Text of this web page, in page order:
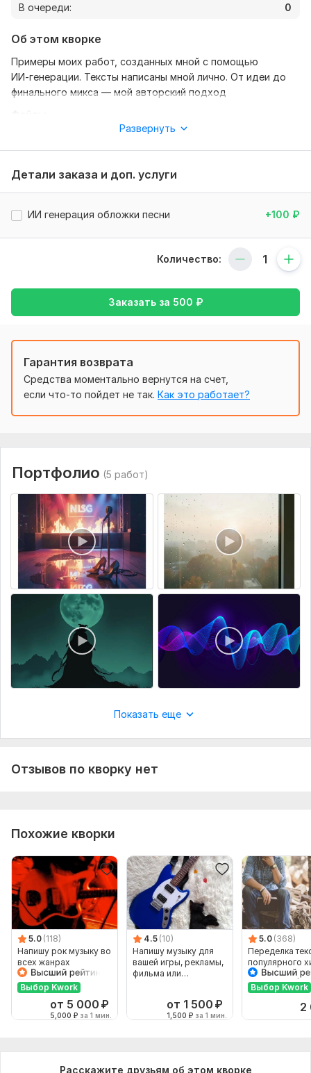
В очереди:
0
Об этом кворке
Примеры моих работ, созданных мной с помощью
ИИ‑генерации. Тексты написаны мной лично. От идеи до
финального микса — мой авторский подход
Тишина Её Дом.wav
Нужно для заказа:
мужской, либо женский. Настроение песни- энергичное.
Объем услуги в кворке: 1 песня
Развернуть
Детали заказа и доп. услуги
ИИ генерация обложки песни +100 ₽
Количество:
Заказать за 500 ₽
Гарантия возврата
Средства моментально вернутся на счет,
если что-то пойдет не так. Как это работает?
Портфолио (5 работ)
Показать еще
Отзывов по кворку нет
Похожие кворки
5.0 (118)
Напишу рок музыку во
всех жанрах
Выбор Kwork
от 5 000 ₽
5,000 ₽ за 1 мин.
4.5 (10)
Напишу музыку для
вашей игры, рекламы,
фильма или
от 1 500 ₽
1,500 ₽ за 1 мин.
5.0 (368)
Переделка
популярного
новый манер
Выбор Kwork
2
Расскажите друзьям об этом кворке